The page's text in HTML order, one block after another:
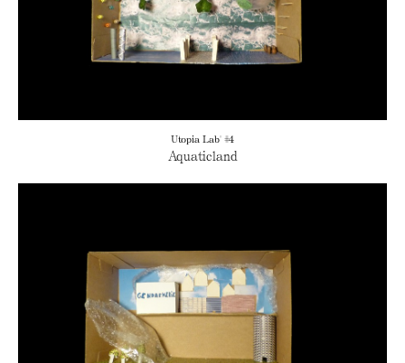
Utopia Lab' #4
Aquaticland